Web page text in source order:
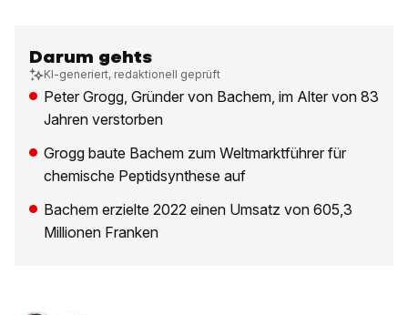
Darum gehts
KI-generiert, redaktionell geprüft
Peter Grogg, Gründer von Bachem, im Alter von 83
Jahren verstorben
Grogg baute Bachem zum Weltmarktführer für
chemische Peptidsynthese auf
Bachem erzielte 2022 einen Umsatz von 605,3
Millionen Franken